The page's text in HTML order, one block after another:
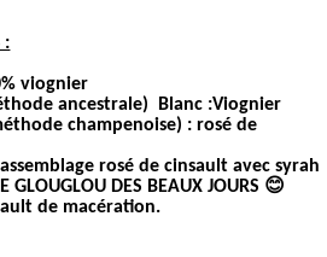
:
viognier
ancestrale) Blanc :Viognier
champenoise) : rosé de
rosé de cinsault avec syrah
DES BEAUX JOURS 😊
de macération.